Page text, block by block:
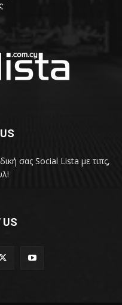
σας Social Lista με τιπς,
US